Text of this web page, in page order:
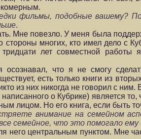
фильмы, подобные вашему?
.
Мне повезло. У меня была
стороны многих, кто имел дело с
лет совместной работы
осознавал, что я не смогу
есть только книги из
из них никогда не говорил с
о Кубрике) является
лицом. Но его книга, если быть
внимание на семейном
семейное, что это помогало
центральным пунктом. Мне